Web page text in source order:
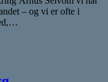
– og vi er ofte i